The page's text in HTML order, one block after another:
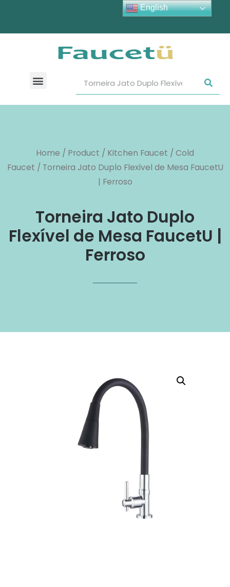
Home / Product / Kitchen Faucet / Cold
Faucet / Torneira Jato Duplo Flexível de Mesa FaucetU
| Ferroso
Torneira Jato Duplo
Flexível de Mesa FaucetU |
Ferroso
English